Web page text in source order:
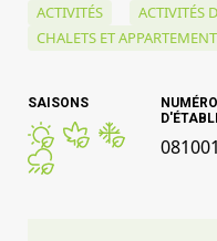
ACTIVITÉS
ACTIVITÉS
CHALETS ET
SAISONS
081001